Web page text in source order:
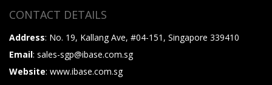
CONTACT DETAILS
Address: No. 19, Kallang Ave, #04-151, Singapore 339410
Email: sales-sgp@ibase.com.sg
Website: www.ibase.com.sg